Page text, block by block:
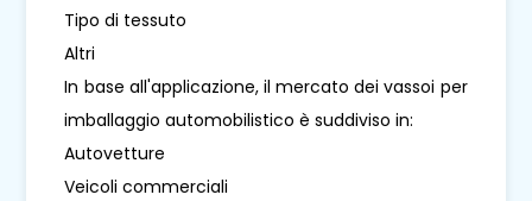
Tipo di tessuto
Altri
In base all'applicazione, il mercato dei vassoi per
imballaggio automobilistico è suddiviso in:
Autovetture
Veicoli commerciali